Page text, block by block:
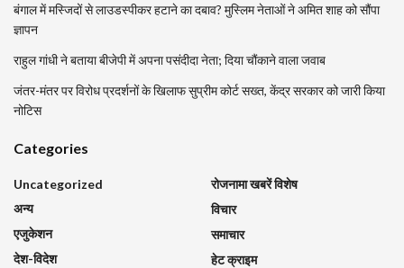
बंगाल में मस्जिदों से लाउडस्पीकर हटाने का दबाव? मुस्लिम नेताओं ने अमित शाह को सौंपा
ज्ञापन
राहुल गांधी ने बताया बीजेपी में अपना पसंदीदा नेता; दिया चौंकाने वाला जवाब
जंतर-मंतर पर विरोध प्रदर्शनों के खिलाफ सुप्रीम कोर्ट सख्त, केंद्र सरकार को जारी किया
नोटिस
Categories
Uncategorized
अन्य
एजुकेशन
देश-विदेश
रोजनामा खबरें विशेष
विचार
समाचार
हेट क्राइम